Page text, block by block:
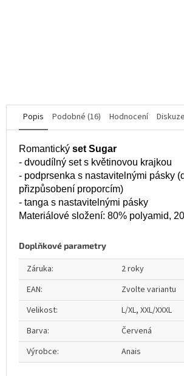
Popis Podobné (16) Hodnocení Diskuze
Romantický set Sugar
- dvoudílný set s květinovou krajkou
- podprsenka s nastavitelnými pásky
přizpůsobení proporcím)
- tanga s nastavitelnými pásky
Materiálové složení: 80% polyamid,
Doplňkové parametry
Záruka:
2 roky
EAN:
Zvolte variantu
Velikost:
L/XL, XXL/XXXL
Barva:
Červená
Výrobce: Anais